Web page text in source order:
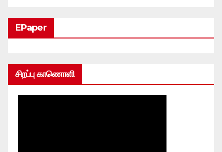
EPaper
சிறப்பு காணொளி